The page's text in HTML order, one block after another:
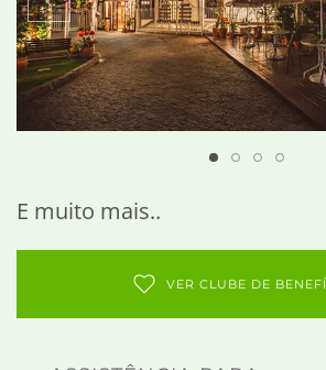
E muito mais..
VER CLUBE DE